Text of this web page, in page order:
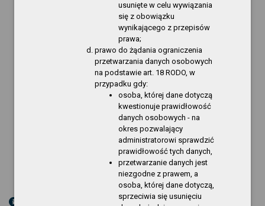
Zmiana załącznika do Regulaminu
wynagradzania pracowników Gryfińskiego Domu
Kultury podyktowana jest dostosowaniem
zapisów załącznika do zmian wysokości
minimalnego wynagrodzenia za pracę oraz
wysokości minimalnej stawki godzinowej w 2026 r.
wprowadzonych Rozporządzeniem Rady
Ministrów z dnia 11 września 2025 r.
Sporządziła: Anna Bartczak-Nowak
usunięte w celu wywiązania
się z obowiązku
wynikającego z przepisów
prawa;
prawo do żądania ograniczenia
przetwarzania danych osobowych
na podstawie art. 18 RODO, w
przypadku gdy:
osoba, której dane dotyczą
kwestionuje prawidłowość
danych osobowych - na
okres pozwalający
administratorowi sprawdzić
prawidłowość tych danych,
przetwarzanie danych jest
niezgodne z prawem, a
osoba, której dane dotyczą,
sprzeciwia się usunięciu